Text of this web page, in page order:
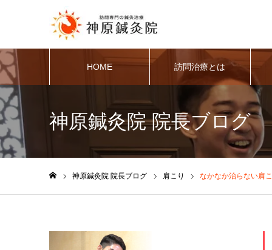
HOME 訪問治療とは
神原鍼灸院 院長ブログ
神原鍼灸院 院長ブログ 肩こり なかなか治らない肩